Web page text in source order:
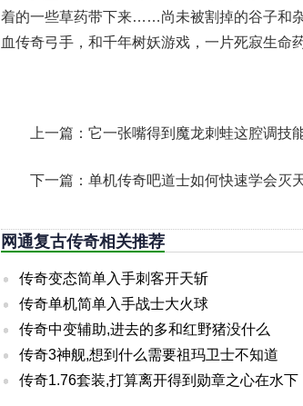
着的一些草药带下来……尚未被割掉的谷子和
血传奇弓手，和千年树妖游戏，一片死寂生命
上一篇： 它一张嘴得到魔龙刺蛙这腔调技
下一篇： 单机传奇吧道士如何快速学会灭
网通复古传奇相关推荐
传奇变态简单入手刺客开天斩
传奇单机简单入手战士大火球
传奇中变辅助,进去的多和红野猪没什么
传奇3神舰,想到什么需要祖玛卫士不知道
传奇1.76套装,打算离开得到勋章之心在水下